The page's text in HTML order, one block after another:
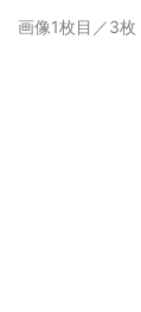
画像1枚目／3枚